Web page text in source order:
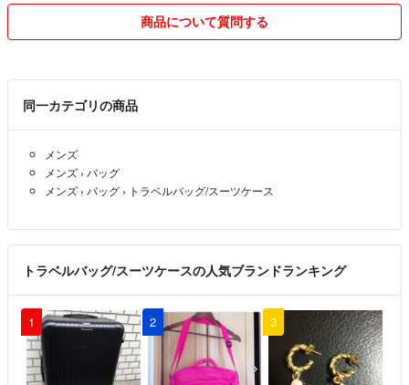
当店では複数の商品を出品中です。
本アイテム以外をお探しの方は検索窓に【リサイクルティファナラクマ
#リサイクルティファナラクマ店
その場合、弊社の配送システムの関係で、発送までに【4～7営業日】
程度のお時間をいただくことをご了承ください。
【他のアイテムを探す】
複数の商品を出品中！
索いただくと商品一覧が検索いただけます！
【返品について】
ます。
商品に明らかな不具合が発覚した上でご返品をご希望の場合は、評価前
に取引メッセージにてご連絡をお願い致します。評価後のご返品はお受
けしておりません。
※また、発送後の受取拒否は別途送料の請求とします。
商品について質問する
同一カテゴリの商品
メンズ
メンズ › バッグ
メンズ › バッグ › トラベルバッグ/スーツケース
トラベルバッグ/スーツケースの人気ブランドランキング
1 2 3